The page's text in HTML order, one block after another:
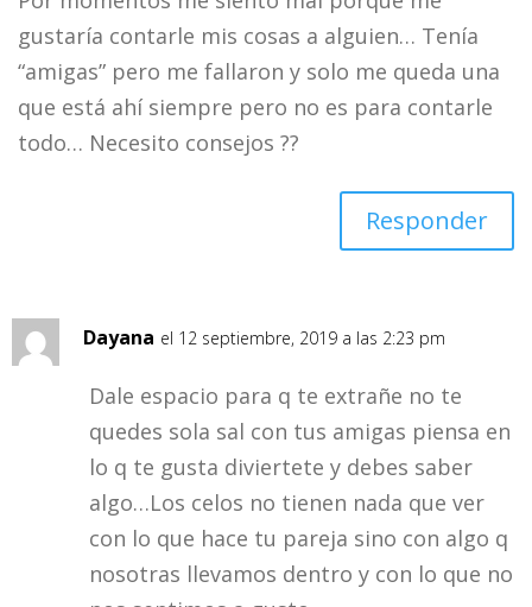
gustaría contarle mis cosas a alguien… Tenía
“amigas” pero me fallaron y solo me queda una
que está ahí siempre pero no es para contarle
todo… Necesito consejos ??
Responder
Dayana el 12 septiembre, 2019 a las 2:23 pm
Dale espacio para q te extrañe no te
quedes sola sal con tus amigas piensa en
lo q te gusta diviertete y debes saber
algo…Los celos no tienen nada que ver
con lo que hace tu pareja sino con algo q
nosotras llevamos dentro y con lo que no